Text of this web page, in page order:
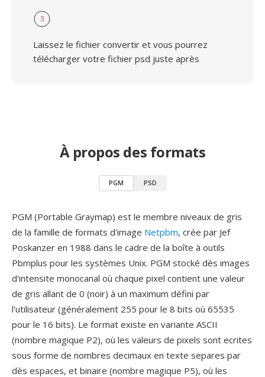
3
Laissez le fichier convertir et vous pourrez
télécharger votre fichier psd juste après
À propos des formats
PGM PSD
PGM (Portable Graymap) est le membre niveaux de gris
de la famille de formats d'image Netpbm, crée par Jef
Poskanzer en 1988 dans le cadre de la boîte à outils
Pbmplus pour les systèmes Unix. PGM stocké dès images
d'intensite monocanal où chaque pixel contient une valeur
de gris allant de 0 (noir) à un maximum défini par
l'utilisateur (généralement 255 pour le 8 bits où 65535
pour le 16 bits). Le format existe en variante ASCII
(nombre magique P2), où les valeurs de pixels sont ecrites
sous forme de nombres decimaux en texte separes par
dès espaces, et binaire (nombre magique P5), où les